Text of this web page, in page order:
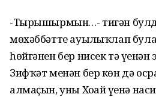
-Тырышырмын…- тигән
мөхәббәтте ауыҙлыҡлап
һөйгәнен бер нисек тә
Зифҡәт менән бер көн дә
алмаҫын, уны Хоҙай үҙенә